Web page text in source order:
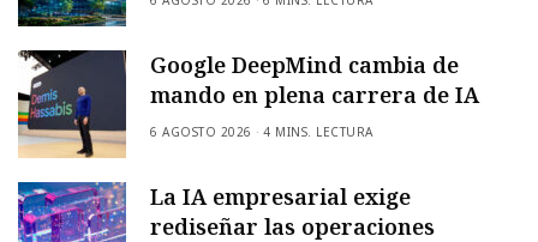
Google DeepMind cambia de
mando en plena carrera de IA
6 AGOSTO 2026 4 MINS. LECTURA
La IA empresarial exige
rediseñar las operaciones